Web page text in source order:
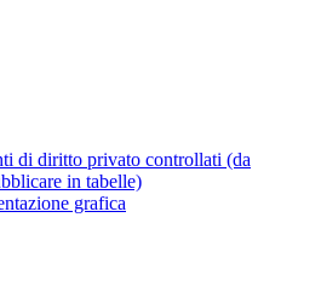
di diritto privato controllati (da
in tabelle)
grafica